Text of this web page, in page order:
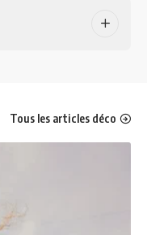
Tous les articles déco